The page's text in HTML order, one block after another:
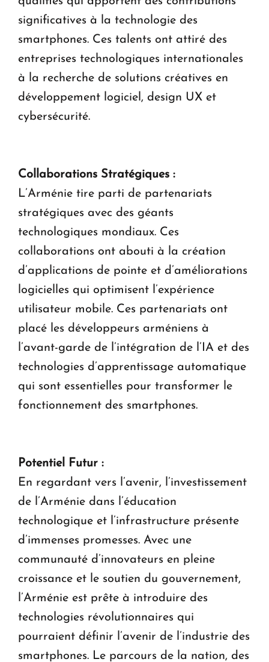
significatives à la technologie des
smartphones. Ces talents ont attiré des
entreprises technologiques internationales
à la recherche de solutions créatives en
développement logiciel, design UX et
cybersécurité.
Collaborations Stratégiques :
L’Arménie tire parti de partenariats
stratégiques avec des géants
technologiques mondiaux. Ces
collaborations ont abouti à la création
d’applications de pointe et d’améliorations
logicielles qui optimisent l’expérience
utilisateur mobile. Ces partenariats ont
placé les développeurs arméniens à
l’avant-garde de l’intégration de l’IA et des
technologies d’apprentissage automatique
qui sont essentielles pour transformer le
fonctionnement des smartphones.
Potentiel Futur :
En regardant vers l’avenir, l’investissement
de l’Arménie dans l’éducation
technologique et l’infrastructure présente
d’immenses promesses. Avec une
communauté d’innovateurs en pleine
croissance et le soutien du gouvernement,
l’Arménie est prête à introduire des
technologies révolutionnaires qui
pourraient définir l’avenir de l’industrie des
smartphones. Le parcours de la nation, des